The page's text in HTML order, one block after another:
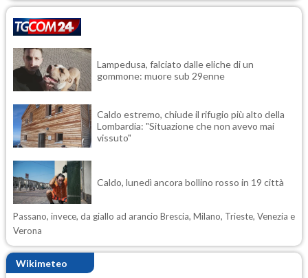
Lampedusa, falciato dalle eliche di un
gommone: muore sub 29enne
Caldo estremo, chiude il rifugio più alto della
Lombardia: "Situazione che non avevo mai
vissuto"
Caldo, lunedì ancora bollino rosso in 19 città
Passano, invece, da giallo ad arancio Brescia, Milano, Trieste, Venezia e
Verona
Wikimeteo